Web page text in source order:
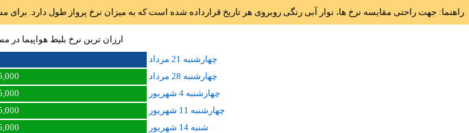
راهنما: جهت راحتی مقایسه نرخ ها، نوار آبی رنگی روبروی هر تاریخ قرارداده شده است که به میزان نرخ پرواز طول دارد.
ارزان ترین نرخ بلیط هواپیما در
چهارشنبه 21 مرداد
چهارشنبه 28 مرداد
چهارشنبه 4 شهریور
چهارشنبه 11 شهریور
شنبه 14 شهریور